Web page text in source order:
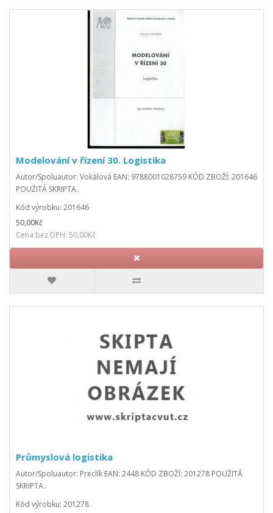
Modelování v řízení 30. Logistika
Autor/Spoluautor: Vokálová EAN: 9788001028759 KÓD ZBOŽÍ: 201646
POUŽITÁ SKRIPTA..
Kód výrobku: 201646
50,00Kč
Cena bez DPH: 50,00Kč
Průmyslová logistika
Autor/Spoluautor: Preclík EAN: 2448 KÓD ZBOŽÍ: 201278 POUŽITÁ
SKRIPTA..
Kód výrobku: 201278